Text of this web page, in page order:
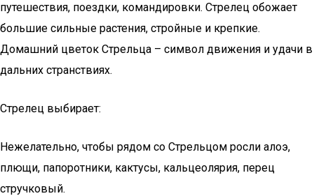
путешествия, поездки, командировки. Стрелец обожает
большие сильные растения, стройные и крепкие.
Домашний цветок Стрельца – символ движения и удачи в
дальних странствиях.
Стрелец выбирает:
Нежелательно, чтобы рядом со Стрельцом росли алоэ,
плющи, папоротники, кактусы, кальцеолярия, перец
стручковый.